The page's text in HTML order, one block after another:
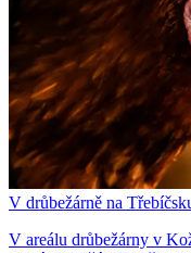
V drůbežárně na
V areálu drůbežárny v